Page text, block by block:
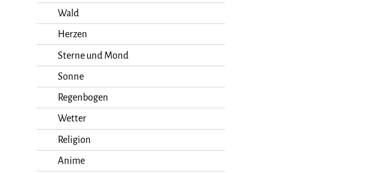
Wald
Herzen
Sterne und Mond
Sonne
Regenbogen
Wetter
Religion
Anime